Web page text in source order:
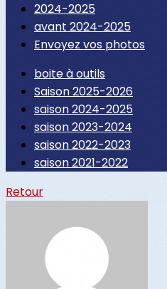
2024-2025
avant 2024-2025
Envoyez vos photos
boite à outils
Saison 2025-2026
saison 2024-2025
saison 2023-2024
saison 2022-2023
saison 2021-2022
Retour